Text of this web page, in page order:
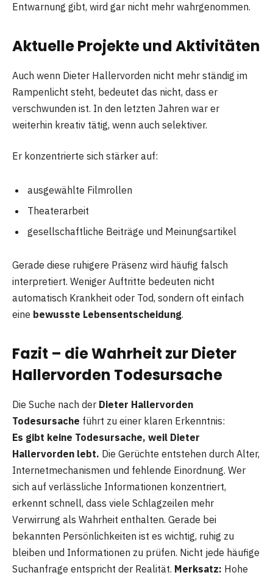
Entwarnung gibt, wird gar nicht mehr wahrgenommen.
Aktuelle Projekte und Aktivitäten
Auch wenn Dieter Hallervorden nicht mehr ständig im
Rampenlicht steht, bedeutet das nicht, dass er
verschwunden ist. In den letzten Jahren war er
weiterhin kreativ tätig, wenn auch selektiver.
Er konzentrierte sich stärker auf:
ausgewählte Filmrollen
Theaterarbeit
gesellschaftliche Beiträge und Meinungsartikel
Gerade diese ruhigere Präsenz wird häufig falsch
interpretiert. Weniger Auftritte bedeuten nicht
automatisch Krankheit oder Tod, sondern oft einfach
eine bewusste Lebensentscheidung.
Fazit – die Wahrheit zur Dieter
Hallervorden Todesursache
Die Suche nach der Dieter Hallervorden
Todesursache führt zu einer klaren Erkenntnis:
Es gibt keine Todesursache, weil Dieter
Hallervorden lebt. Die Gerüchte entstehen durch Alter,
Internetmechanismen und fehlende Einordnung. Wer
sich auf verlässliche Informationen konzentriert,
erkennt schnell, dass viele Schlagzeilen mehr
Verwirrung als Wahrheit enthalten. Gerade bei
bekannten Persönlichkeiten ist es wichtig, ruhig zu
bleiben und Informationen zu prüfen. Nicht jede häufige
Suchanfrage entspricht der Realität. Merksatz: Hohe